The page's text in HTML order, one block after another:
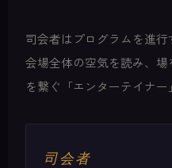
司会者はプログラムを進
会場全体の空気を読み、
を繋ぐ「エンターテイナー
司会者